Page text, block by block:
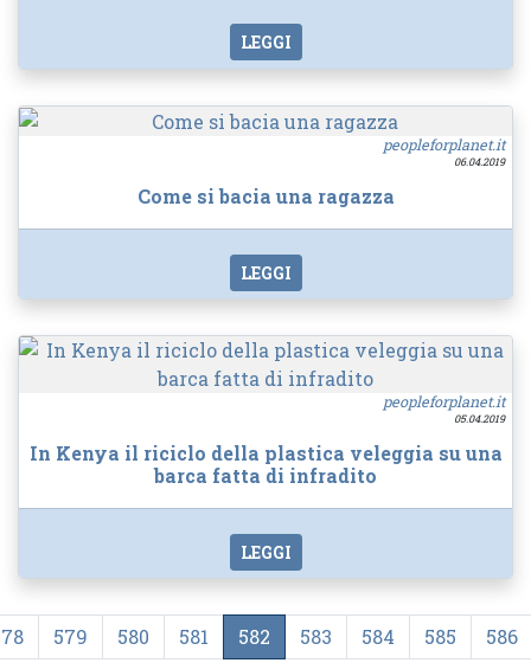
LEGGI
peopleforplanet.it
06.04.2019
Come si bacia una ragazza
LEGGI
peopleforplanet.it
05.04.2019
In Kenya il riciclo della plastica veleggia su una
barca fatta di infradito
LEGGI
579 580 581 582 583 584 585 586